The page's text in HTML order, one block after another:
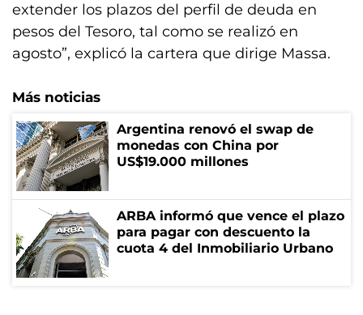
extender los plazos del perfil de deuda en
pesos del Tesoro, tal como se realizó en
agosto”, explicó la cartera que dirige Massa.
Más noticias
Argentina renovó el swap de
monedas con China por
US$19.000 millones
ARBA informó que vence el plazo
para pagar con descuento la
cuota 4 del Inmobiliario Urbano